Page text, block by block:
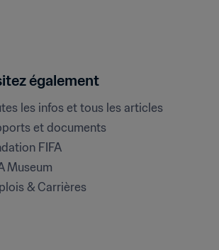
également
les infos et tous les articles
et documents
FIFA
Museum
& Carrières